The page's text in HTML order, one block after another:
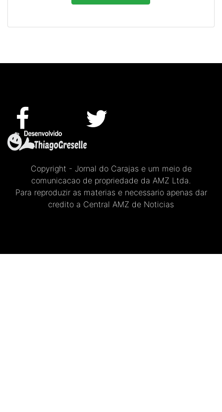
Copyright - Jornal do Carajas e um meio de
comunicacao de propriedade da AMZ Ltda.
Para reproduzir as materias e necessario apenas dar
credito a Central AMZ de Noticias